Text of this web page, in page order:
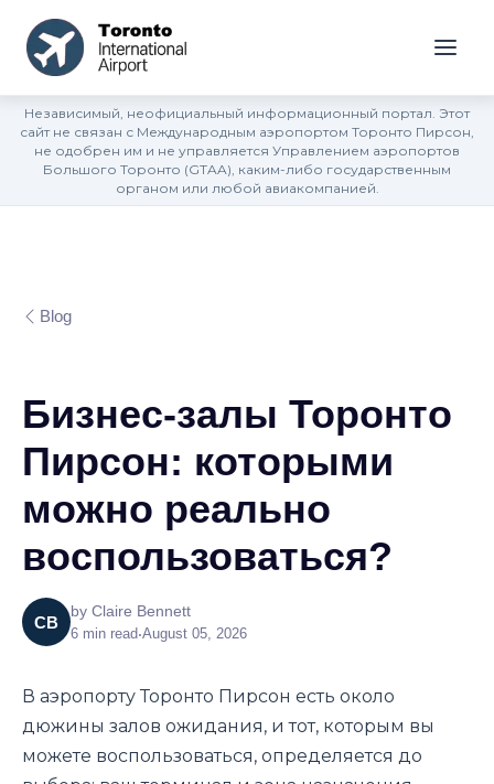
Независимый, неофициальный информационный портал. Этот
сайт не связан с Международным аэропортом Торонто Пирсон,
не одобрен им и не управляется Управлением аэропортов
Большого Торонто (GTAA), каким-либо государственным
органом или любой авиакомпанией.
Blog
Бизнес-залы Торонто
Пирсон: которыми
можно реально
воспользоваться?
CB
by Claire Bennett
6 min read•August 05, 2026
В аэропорту Торонто Пирсон есть около
дюжины залов ожидания, и тот, которым вы
можете воспользоваться, определяется до